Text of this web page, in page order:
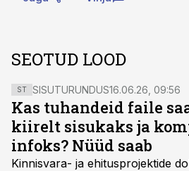
SEOTUD LOOD
ST SISUTURUNDUS16.06.26, 09:56
Kas tuhandeid faile
kiirelt sisukaks ja
infoks? Nüüd saab
Kinnisvara- ja ehitusprojektide